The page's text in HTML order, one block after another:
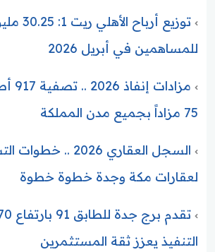
توزيع
للمساهمين في أبريل 2026
75 مزاداً بجميع مدن المملكة
السجل العقاري 2026
لعقارات مكة وجدة خطوة خطوة
التنفيذ يعزز ثقة المستثمرين